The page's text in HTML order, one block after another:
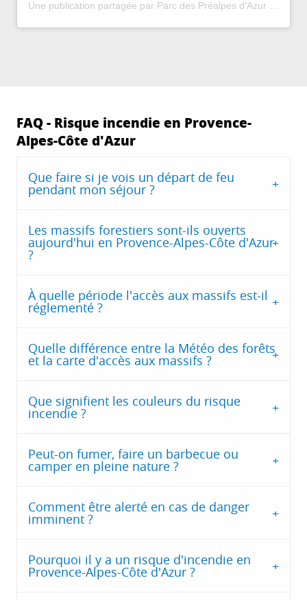
Une publication partagée par Parc des Préalpes d’Azur (@parcprealpesdazur)
FAQ - Risque incendie en Provence-
Alpes-Côte d'Azur
Que faire si je vois un départ de feu
pendant mon séjour ?
Les massifs forestiers sont-ils ouverts
aujourd'hui en Provence-Alpes-Côte d'Azur
?
À quelle période l'accès aux massifs est-il
réglementé ?
Quelle différence entre la Météo des forêts
et la carte d'accès aux massifs ?
Que signifient les couleurs du risque
incendie ?
Peut-on fumer, faire un barbecue ou
camper en pleine nature ?
Comment être alerté en cas de danger
imminent ?
Pourquoi il y a un risque d'incendie en
Provence-Alpes-Côte d'Azur ?